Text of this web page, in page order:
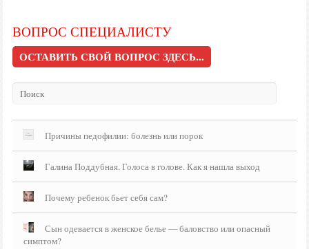
ВОПРОС СПЕЦИАЛИСТУ
ОСТАВИТЬ СВОЙ ВОПРОС ЗДЕСЬ...
Причины педофилии: болезнь или порок
Галина Поддубная. Голоса в голове. Как я нашла выход
Почему ребенок бьет себя сам?
Сын одевается в женское белье — баловство или опасный
симптом?